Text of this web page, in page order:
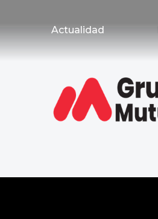
Actualidad